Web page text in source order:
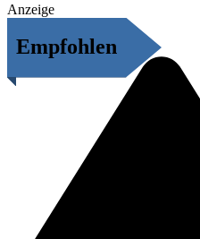
Anzeige
Empfohlen